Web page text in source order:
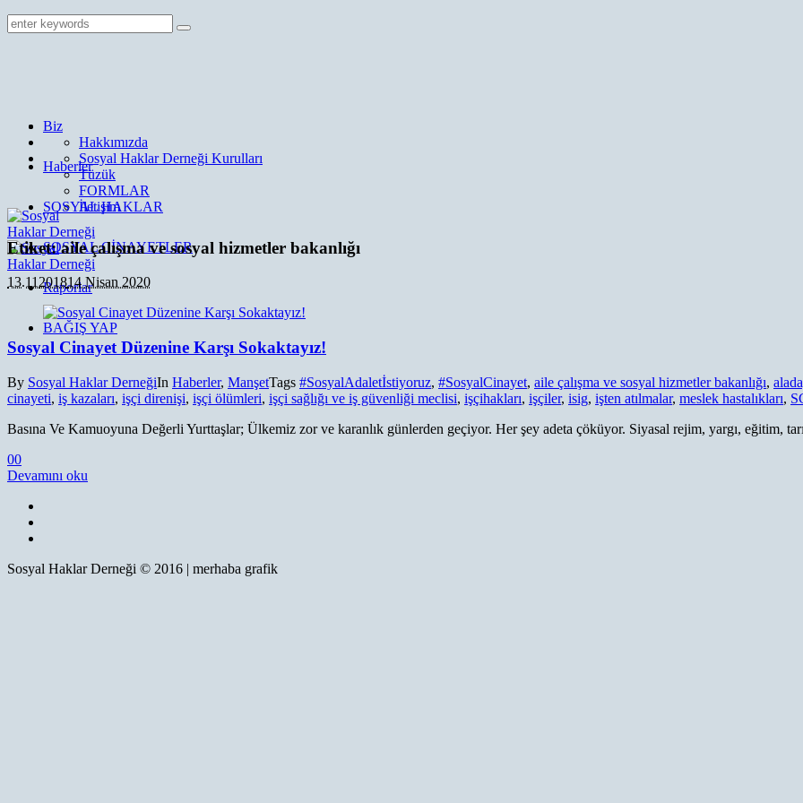
Biz
Hakkımızda
Sosyal Haklar Derneği Kurulları
Tüzük
FORMLAR
İletişim
Haberler
SOSYAL HAKLAR
SOSYAL CİNAYETLER
Raporlar
BAĞIŞ YAP
Etiket:aile çalışma ve sosyal hizmetler bakanlığı
13.11201814 Nisan 2020
Sosyal Cinayet Düzenine Karşı Sokaktayız!
By Sosyal Haklar DerneğiIn Haberler, ManşetTags #SosyalAdaletİstiyoruz, #SosyalCinayet, aile çalışma ve sosyal hizmetler bakanlığı,
cinayeti, iş kazaları, işçi direnişi, işçi ölümleri, işçi sağlığı ve iş güvenliği meclisi, işçihakları, işçiler, isig, işten atılmalar, meslek hastalıkları,
Basına Ve Kamuoyuna Değerli Yurttaşlar; Ülkemiz zor ve karanlık günlerden geçiyor. Her şey adeta çöküyor. Siyasal rejim, yargı, eğitim,
00
Devamını oku
Sosyal Haklar Derneği © 2016 | merhaba grafik